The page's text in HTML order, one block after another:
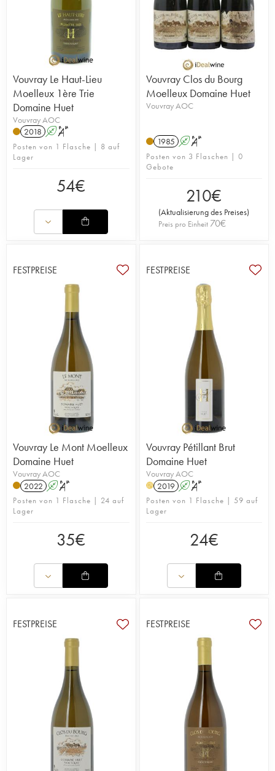
Vouvray Le Haut-Lieu
Moelleux 1ère Trie
Domaine Huet
Vouvray AOC
2018 A S
Posten von 1 Flasche | 8 auf
Lager
54€
Vouvray Clos du Bourg
Moelleux Domaine Huet
Vouvray AOC
1985 A S
Posten von 3 Flaschen | 0
Gebote
210€
(Aktualisierung des Preises)
Preis pro Einheit 70€
FESTPREISE
Vouvray Le Mont Moelleux
Domaine Huet
Vouvray AOC
2022 A S
Posten von 1 Flasche | 24 auf
Lager
35€
FESTPREISE
Vouvray Pétillant Brut
Domaine Huet
Vouvray AOC
H 2019 A S
Posten von 1 Flasche | 59 auf
Lager
24€
FESTPREISE FESTPREISE